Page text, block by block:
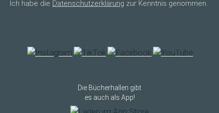
Ich habe die Datenschutzerklärung zur Kenntnis genommen.
Die Bücherhallen gibt
es auch als App!